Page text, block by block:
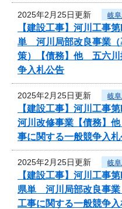
2025年2月25日更新 岐
【建設工事】河川工事
単 河川局部改良事業（
策）【債務】他 五六川
争入札公告
2025年2月25日更新 岐
【建設工事】河川工
河川改修事業【債務】
事に関する一般競争入
2025年2月25日更新 岐
【建設工事】河川工事
県単 河川局部改良事
工事に関する一般競争